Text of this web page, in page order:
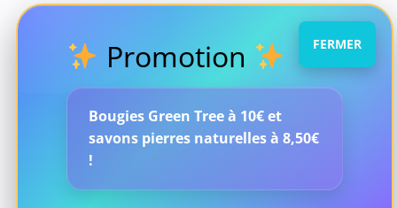
Promotion
Bougies Green Tree à 10€ et
savons pierres naturelles à 8,50€
!
FERMER